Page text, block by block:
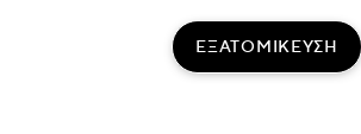
Βοτανική θρέψη για υγιή επιδερμίδα
ΕΞΑΤΟΜΙΚΕΥΣΗ